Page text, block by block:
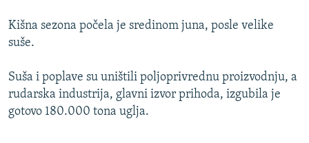
Kišna sezona počela je sredinom juna, posle velike
suše.
Suša i poplave su uništili poljoprivrednu proizvodnju, a
rudarska industrija, glavni izvor prihoda, izgubila je
gotovo 180.000 tona uglja.